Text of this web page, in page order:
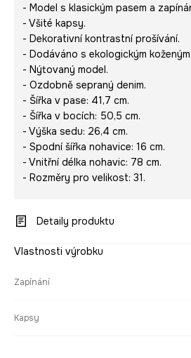
- Model s klasickým pasem a
- Všité kapsy.
- Dekorativní kontrastní prošívání.
- Dodáváno s ekologickým koženým
- Nýtovaný model.
- Ozdobně sepraný denim.
- Šířka v pase: 41,7 cm.
- Šířka v bocích: 50,5 cm.
- Výška sedu: 26,4 cm.
- Spodní šířka nohavice: 16 cm.
- Vnitřní délka nohavic: 78 cm.
- Rozměry pro velikost: 31.
Detaily produktu
Vlastnosti výrobku
Zapínání
Kapsy